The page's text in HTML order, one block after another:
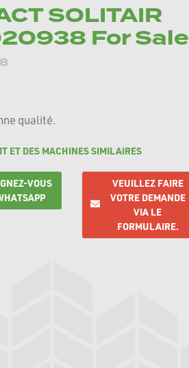
SOLITAIR
For Sale
qualité.
ET DES MACHINES SIMILAIRES
VOUS
VEUILLEZ FAIRE
VOTRE DEMANDE
VIA LE
FORMULAIRE.